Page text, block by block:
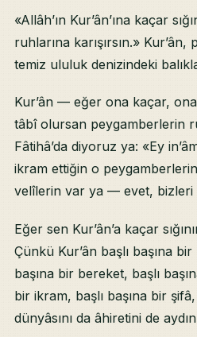
«Allâh’ın Kur’ân’ına kaçar
ruhlarına karışırsın.»
temiz ululuk denizindeki
Kur’ân — eğer ona kaçar, ona
tâbî olursan peygamberlerin
Fâtihâ’da diyoruz ya: «Ey
ikram ettiğin o
velîlerin var ya — evet, bizleri
Eğer sen Kur’ân’a kaçar
Çünkü Kur’ân başlı başına
başına bir bereket, başlı
bir ikram, başlı başına bir
dünyâsını da âhiretini de